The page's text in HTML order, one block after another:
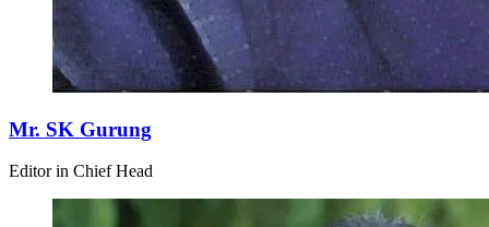
Mr. SK Gurung
Editor in Chief Head